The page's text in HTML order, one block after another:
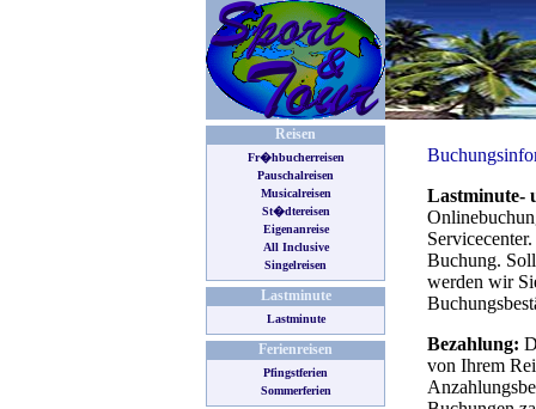
Reisen
Fr�hbucherreisen
Pauschalreisen
Musicalreisen
St�dtereisen
Eigenanreise
All Inclusive
Singelreisen
Lastminute
Lastminute
Ferienreisen
Pfingstferien
Sommerferien